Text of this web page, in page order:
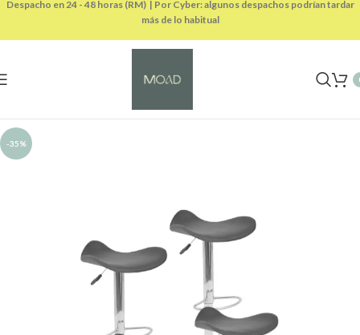
-35%
Despacho en 24 - 48 horas (RM) | Por Cyber: algunos despachos podrían tardar
más de lo habitual